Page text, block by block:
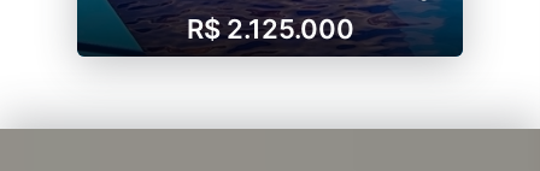
R$ 2.125.000